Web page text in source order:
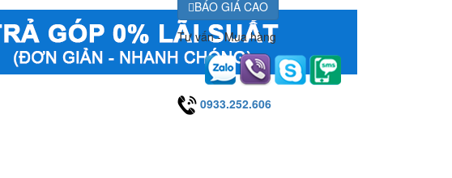
BÁO GIÁ CAO
Tư vấn - Mua hàng
0933.252.606